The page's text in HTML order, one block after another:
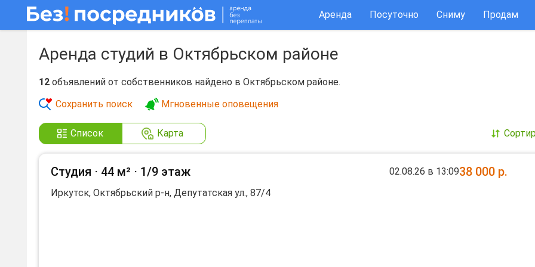
Аренда Посуточно Сниму Продам
Аренда студий в Октябрьском районе
12 объявлений от собственников найдено в Октябрьском районе.
Сохранить поиск
Мгновенные оповещения
Список Карта
Студия ⋅ 44 м² ⋅ 1/9 этаж 38 000 р.
02.08.26 в 13:09
Иркутск, Октябрьский р-н, Депутатская ул., 87/4